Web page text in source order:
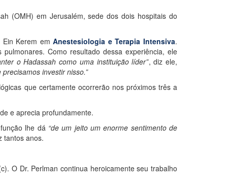
(OMH) em Jerusalém, sede dos dois hospitais do
Ein Kerem emAnestesiologia e Terapia Intensiva.
Como resultado dessa experiência, ele
o Hadassah como uma instituição líder”, diz ele,
investir nisso.”
que certamente ocorrerão nos próximos três a
e aprecia profundamente.
lhe dá “de um jeito um enorme sentimento de
tantos anos.
O Dr. Perlman continua heroicamente seu trabalho